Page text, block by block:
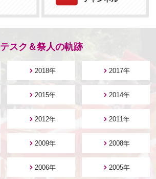
テスク＆祭人の軌跡
2018年 2017年
2015年 2014年
2012年 2011年
2009年 2008年
2006年 2005年